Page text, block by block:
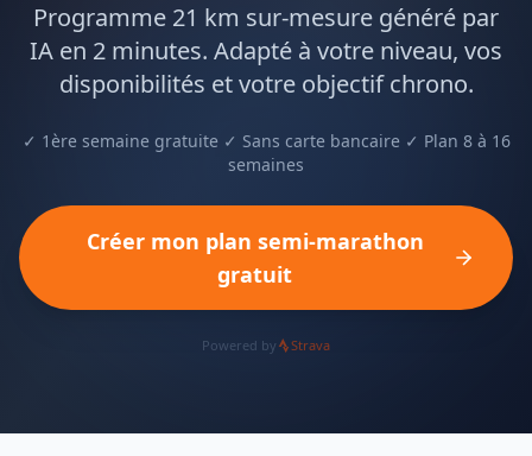
Programme 21 km sur-mesure généré par
IA en 2 minutes. Adapté à votre niveau, vos
disponibilités et votre objectif chrono.
✓ 1ère semaine gratuite ✓ Sans carte bancaire ✓ Plan 8 à 16
semaines
Créer mon plan semi-marathon
gratuit
Powered by Strava